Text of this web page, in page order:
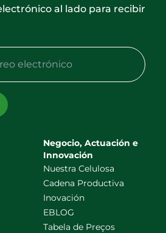
al lado para recibir
Negocio, Actuación e
Innovación
Nuestra Celulosa
Cadena Productiva
Inovación
EBLOG
Tabela de Preços